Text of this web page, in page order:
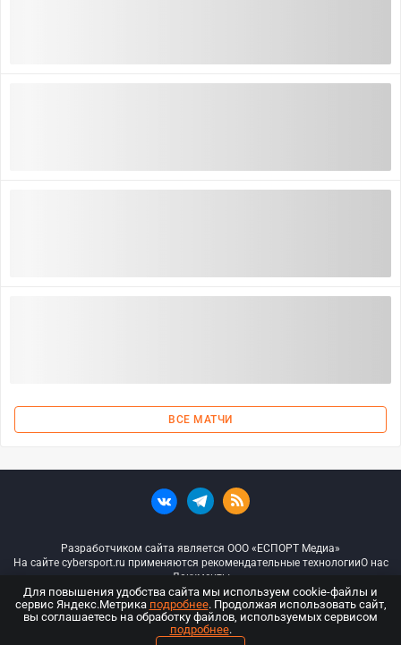
ВСЕ МАТЧИ
Разработчиком сайта является ООО «ЕСПОРТ Медиа»
На сайте cybersport.ru применяются рекомендательные технологииО нас
Документы
© ООО «Киберспорт.ру» — Все права защищены
18+
Для повышения удобства сайта мы используем cookie-файлы и
сервис Яндекс.Метрика подробнее. Продолжая использовать сайт,
вы соглашаетесь на обработку файлов, используемых сервисом
подробнее.